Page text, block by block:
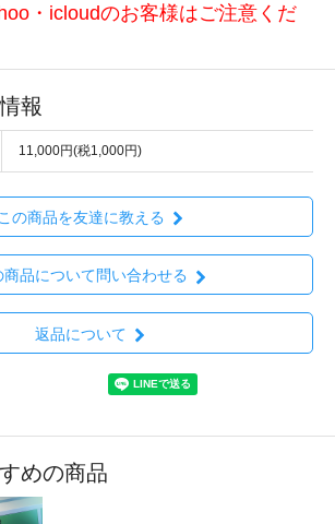
・icloudのお客様はご注意くだ
報
11,000円(税1,000円)
この商品を友達に教える
商品について問い合わせる
返品について
めの商品